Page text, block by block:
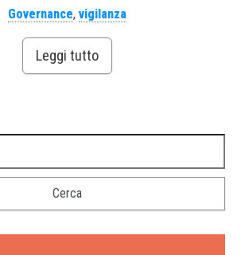
Governance, vigilanza
Leggi tutto